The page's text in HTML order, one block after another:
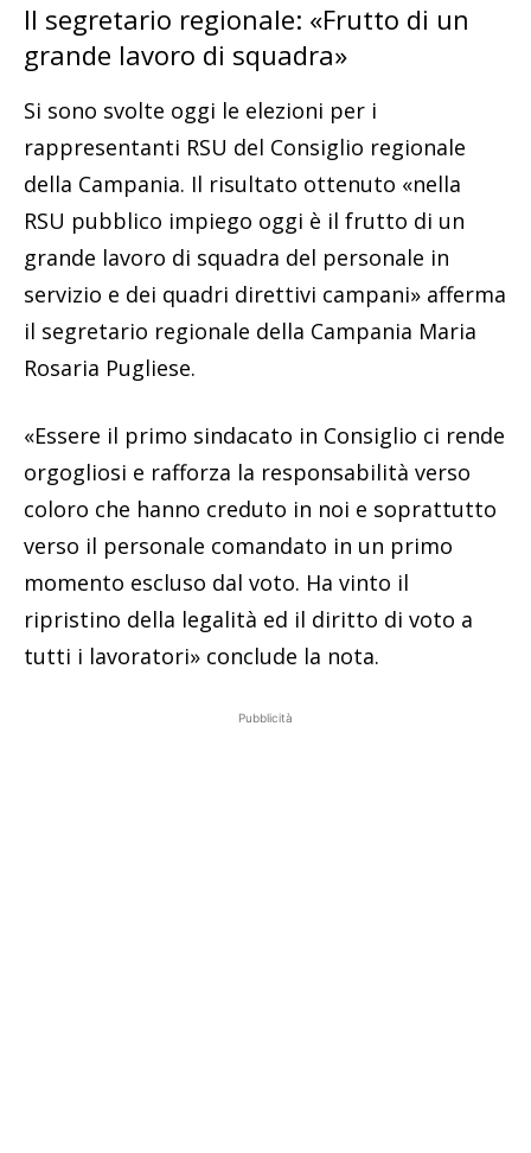
Il segretario regionale: «Frutto di un
grande lavoro di squadra»
Si sono svolte oggi le elezioni per i
rappresentanti RSU del Consiglio regionale
della Campania. Il risultato ottenuto «nella
RSU pubblico impiego oggi è il frutto di un
grande lavoro di squadra del personale in
servizio e dei quadri direttivi campani» afferma
il segretario regionale della Campania Maria
Rosaria Pugliese.
«Essere il primo sindacato in Consiglio ci rende
orgogliosi e rafforza la responsabilità verso
coloro che hanno creduto in noi e soprattutto
verso il personale comandato in un primo
momento escluso dal voto. Ha vinto il
ripristino della legalità ed il diritto di voto a
tutti i lavoratori» conclude la nota.
Pubblicità